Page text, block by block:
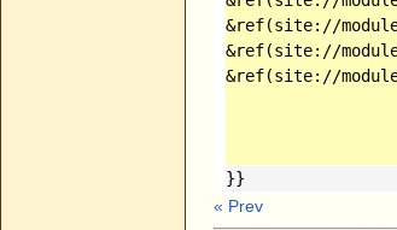
&ref(site://
&ref(site://
&ref(site://
}}
« Prev